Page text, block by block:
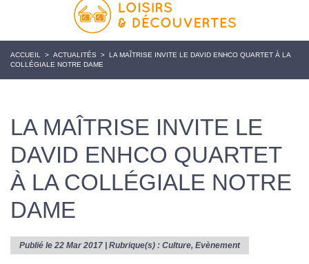
ACCUEIL > ACTUALITÉS > LA MAÎTRISE INVITE LE DAVID ENHCO QUARTET À LA
COLLÉGIALE NOTRE DAME
LA MAÎTRISE INVITE LE
DAVID ENHCO QUARTET
À LA COLLÉGIALE NOTRE
DAME
Publié le 22 Mar 2017 | Rubrique(s) : Culture, Evènement